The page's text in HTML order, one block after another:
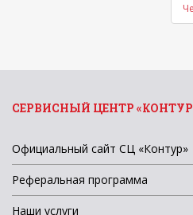
СЕРВИСНЫЙ ЦЕНТР
Официальный сайт СЦ «Контур»
Реферальная программа
Наши услуги